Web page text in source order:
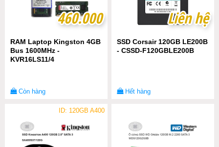
460.000
460.000
RAM Laptop Kingston 4GB
Bus 1600MHz -
KVR16LS11/4
Còn hàng
Liên hệ
Liên hệ
SSD Corsair 120GB LE200B
- CSSD-F120GBLE200B
Hết hàng
ID: 120GB A400